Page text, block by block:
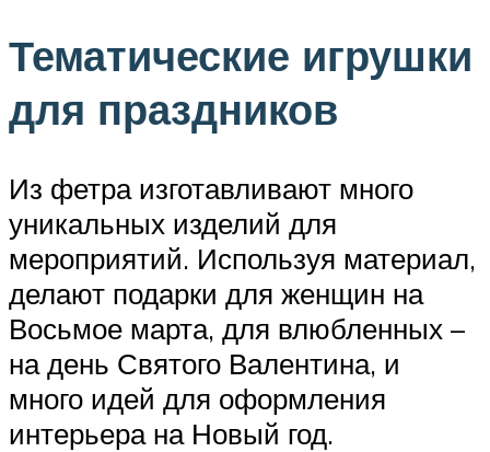
Тематические игрушки
для праздников
Из фетра изготавливают много
уникальных изделий для
мероприятий. Используя материал,
делают подарки для женщин на
Восьмое марта, для влюбленных –
на день Святого Валентина, и
много идей для оформления
интерьера на Новый год.